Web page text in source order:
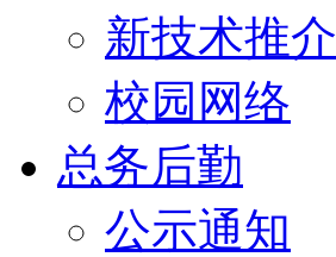
新技术推介
校园网络
总务后勤
公示通知